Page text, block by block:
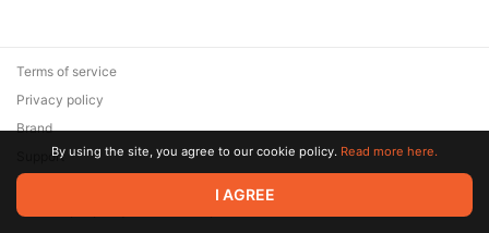
© 2026 Zaya Solutions Limited. All rights reserved. All trademarks
are the property of their respective owners.
Terms of service
Privacy policy
Brand
SupportBy using the site, you agree to our cookie policy. Read more here.
I AGREE